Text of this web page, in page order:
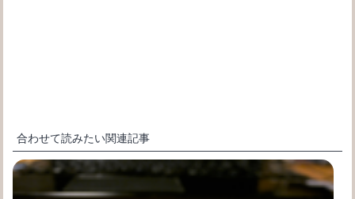
合わせて読みたい関連記事